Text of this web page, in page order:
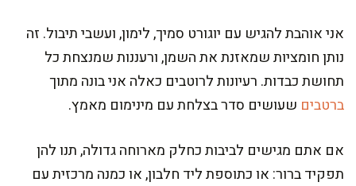
אני אוהבת להגיש עם יוגורט סמיך, לימון, ועשבי תיבול. זה
נותן חומציות שמאזנת את השמן, ורעננות שמנצחת כל
תחושת כבדות. רעיונות לרוטבים כאלה אני בונה מתוך
ברטבים שעושים סדר בצלחת עם מינימום מאמץ.
אם אתם מגישים לביבות כחלק מארוחה גדולה, תנו להן
תפקיד ברור: או כתוספת ליד חלבון, או כמנה מרכזית עם